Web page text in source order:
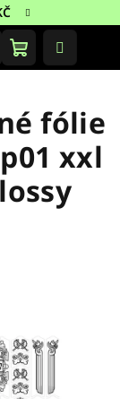
Nákupní
fólie
xxl